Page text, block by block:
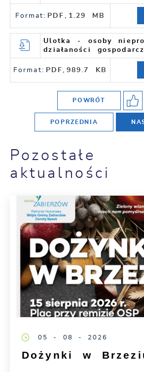
Format: PDF, 1.29 MB
Ulotka - osoby
działaności
Format: PDF, 989.7 KB
POWRÓT
POPRZEDNIA
Pozostałe
aktualności
05 - 08 - 2026
Dożynki w